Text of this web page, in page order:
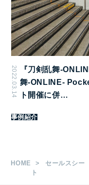
備考
製作/取付撤去費が
B0 10枚から掲出可
ださい。
2022.03.14
『刀剣乱舞-
舞-ONLINE-
ト開催に併…
事例紹介
HOME
セールスシー
ト